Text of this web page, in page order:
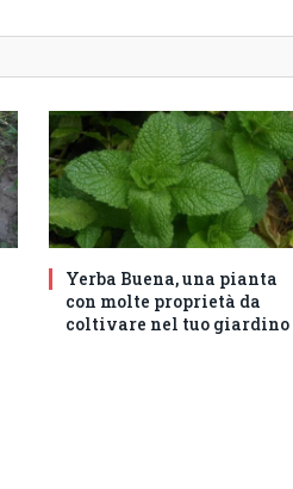
Yerba Buena, una pianta
con molte proprietà da
coltivare nel tuo giardino